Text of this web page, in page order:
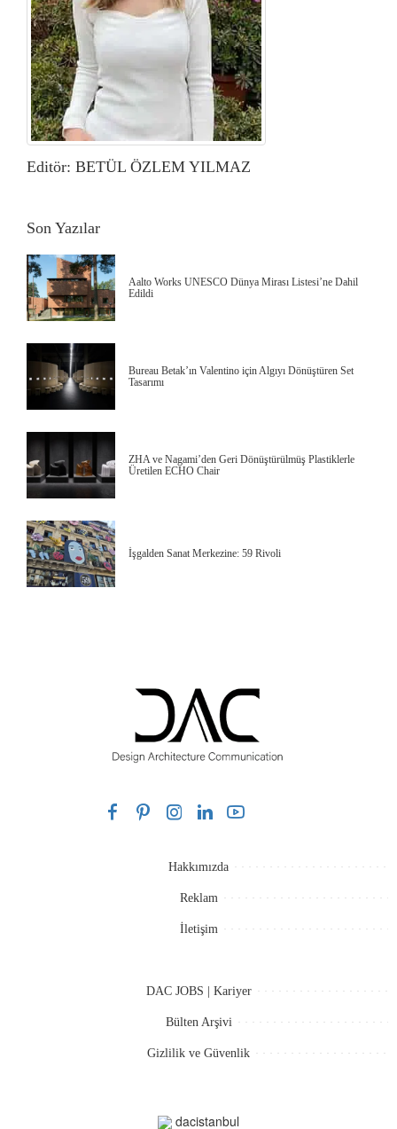
Editör: BETÜL ÖZLEM YILMAZ
Son Yazılar
Aalto Works UNESCO Dünya Mirası Listesi’ne Dahil
Edildi
Bureau Betak’ın Valentino için Algıyı Dönüştüren Set
Tasarımı
ZHA ve Nagami’den Geri Dönüştürülmüş Plastiklerle
Üretilen ECHO Chair
İşgalden Sanat Merkezine: 59 Rivoli
Hakkımızda
Reklam
İletişim
DAC JOBS | Kariyer
Bülten Arşivi
Gizlilik ve Güvenlik
dacistanbul